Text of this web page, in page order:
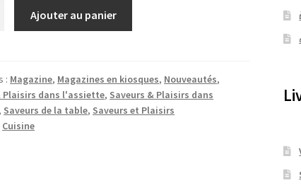
Ajouter au panier
: Magazine, Magazines en kiosques, Nouveautés,
Plaisirs dans l'assiette, Saveurs & Plaisirs dans
, Saveurs de la table, Saveurs et Plaisirs
Cuisine